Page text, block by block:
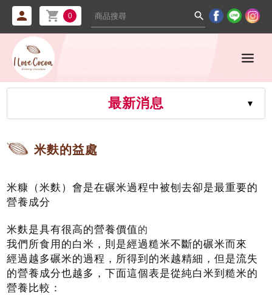
  0 
最新消息
米麩的益處
米糠（米麩）會是在碾米過程中被刨去卻是最重要的
營養成分
米麩是具有很高的營養價值的
我們所食用的白米，則是經過糙米不斷的碾米而來
經過越多碾米的過程，所得到的米越精細，但是流失
的營養成分也越多，下面這個表是從純白米到糙米的
營養比較：